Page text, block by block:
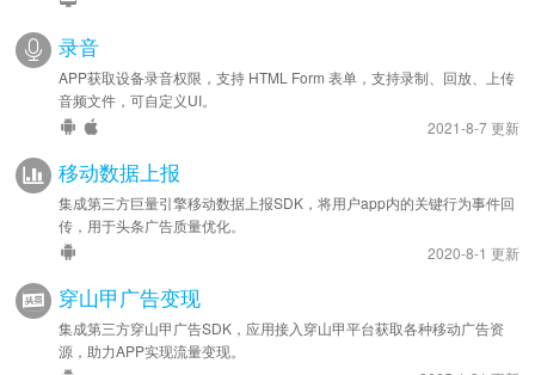
录音
APP获取设备录音权限，支持 HTML Form 表单，支持录制、回放、上传
音频文件，可自定义UI。
2021-8-7 更新
移动数据上报
集成第三方巨量引擎移动数据上报SDK，将用户app内的关键行为事件回
传，用于头条广告质量优化。
2020-8-1 更新
穿山甲广告变现
集成第三方穿山甲广告SDK，应用接入穿山甲平台获取各种移动广告资
源，助力APP实现流量变现。